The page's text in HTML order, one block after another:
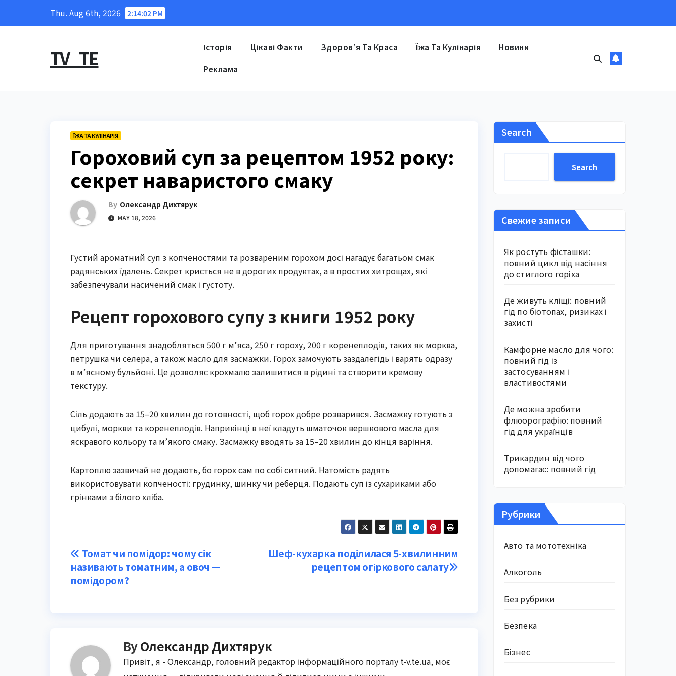
Thu. Aug 6th, 2026 2:14:03 PM
TV_TE Історія Цікаві Факти Здоров’я Та Краса Їжа Та Кулінарія Новини
Реклама
ЇЖА ТА КУЛІНАРІЯ
Гороховий суп за рецептом 1952 року:
секрет наваристого смаку
By Олександр Дихтярук
MAY 18, 2026
Густий ароматний суп з копченостями та розвареним горохом досі нагадує багатьом смак
радянських їдалень. Секрет криється не в дорогих продуктах, а в простих хитрощах, які
забезпечували насичений смак і густоту.
Рецепт горохового супу з книги 1952 року
Для приготування знадобляться 500 г м’яса, 250 г гороху, 200 г коренеплодів, таких як морква,
петрушка чи селера, а також масло для засмажки. Горох замочують заздалегідь і варять одразу
в м’ясному бульйоні. Це дозволяє крохмалю залишитися в рідині та створити кремову
текстуру.
Сіль додають за 15–20 хвилин до готовності, щоб горох добре розварився. Засмажку готують з
цибулі, моркви та коренеплодів. Наприкінці в неї кладуть шматочок вершкового масла для
яскравого кольору та м’якого смаку. Засмажку вводять за 15–20 хвилин до кінця варіння.
Картоплю зазвичай не додають, бо горох сам по собі ситний. Натомість радять
використовувати копченості: грудинку, шинку чи реберця. Подають суп із сухариками або
грінками з білого хліба.
Post
navigation
Шеф-кухарка поділилася 5-хвилинним
рецептом огіркового салату
Томат чи помідор: чому сік
називають томатним, а овоч —
помідором?
ByОлександр Дихтярук
Привіт, я - Олександр, головний редактор інформаційного порталу t-v.te.ua, моє
Search
Search
Свежие записи
Як ростуть фісташки:
повний цикл від насіння
до стиглого горіха
Де живуть кліщі: повний
гід по біотопах, ризиках і
захисті
Камфорне масло для чого:
повний гід із
застосуванням і
властивостями
Де можна зробити
флюорографію: повний
гід для українців
Трикардин від чого
допомагає: повний гід
Рубрики
Авто та мототехніка
Алкоголь
Без рубрики
Безпека
Бізнес